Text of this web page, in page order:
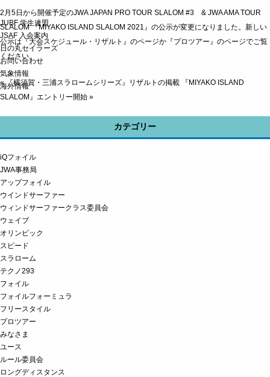
JUBF 学生連盟
JSAF 入会案内
日の丸セイラーズ
お問い合わせ
気象情報
海外情報
2月5日から開催予定のJWA JAPAN PRO TOUR SLALOM #3 & JWA AMA TOUR
SLALOM 『MIYAKO ISLAND SLALOM 2021』の公示が変更になりました。新しい
公示は 『大会スケジュール・リザルト』のページか 『プロツアー』のページでご覧
ください。
«『横須賀・三浦スラロームシリーズ』リザルトの掲載
『MIYAKO ISLAND
SLALOM』エントリー開始 »
カテゴリー
iQフォイル
JWA事務局
アップフォイル
ウインドサーファー
ウィンドサーファークラス委員会
ウェイブ
オリンピック
スピード
スラローム
テクノ293
フォイル
フォイルフォーミュラ
フリースタイル
プロツアー
みなさま
ユース
ルール委員会
ロングディスタンス